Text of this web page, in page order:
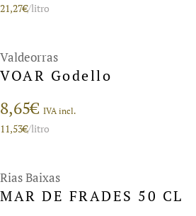
21,27€/litro
Valdeorras
VOAR Godello
8,65€ IVA incl.
11,53€/litro
Rias Baixas
MAR DE FRADES 50 CL